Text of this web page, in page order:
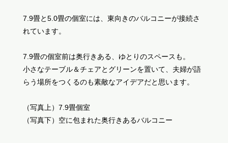
7.9畳と5.0畳の個室には、東向きのバルコニーが接続さ
れています。
7.9畳の個室前は奥行きある、ゆとりのスペースも。
小さなテーブル＆チェアとグリーンを置いて、夫婦が語
らう場所をつくるのも素敵なアイデアだと思います。
（写真上）7.9畳個室
（写真下）空に包まれた奥行きあるバルコニー